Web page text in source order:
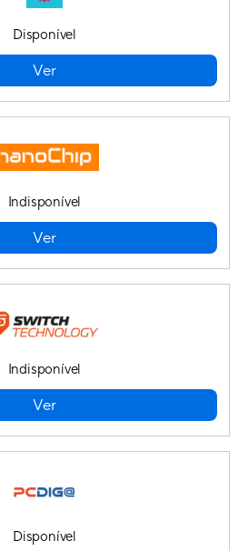
Disponível
Ver
Indisponível
Ver
Indisponível
Ver
Disponível